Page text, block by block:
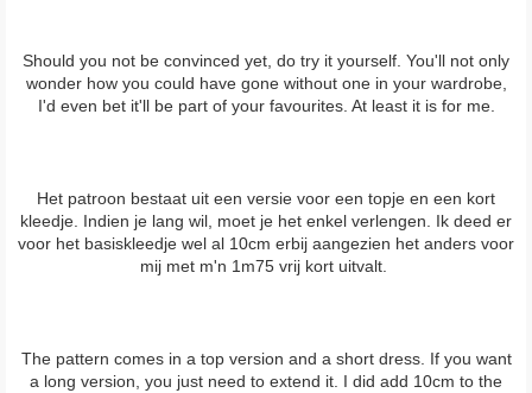
Should you not be convinced yet, do try it yourself. You'll not only
wonder how you could have gone without one in your wardrobe,
I'd even bet it'll be part of your favourites. At least it is for me.
Het patroon bestaat uit een versie voor een topje en een kort
kleedje. Indien je lang wil, moet je het enkel verlengen. Ik deed er
voor het basiskleedje wel al 10cm erbij aangezien het anders voor
mij met m'n 1m75 vrij kort uitvalt.
The pattern comes in a top version and a short dress. If you want
a long version, you just need to extend it. I did add 10cm to the